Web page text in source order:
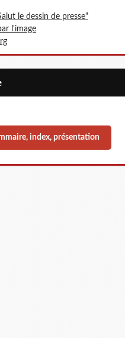
le dessin de presse"
l'image
index, présentation